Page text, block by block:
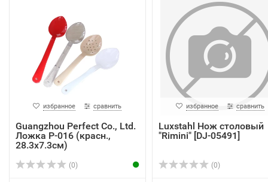
избранное сравнить
Guangzhou Perfect Co., Ltd.
Ложка P-016 (красн.,
28.3х7.3см)
(0)
избранное сравнить
Luxstahl Нож столовый
"Rimini" [DJ-05491]
(0)